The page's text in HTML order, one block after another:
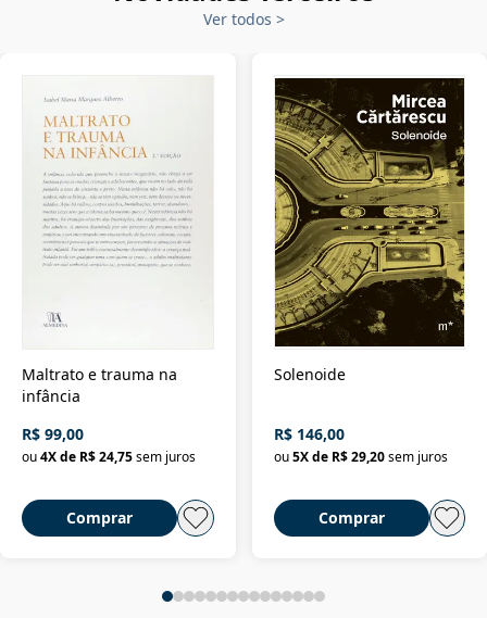
Ver todos >
Maltrato e trauma na
infância
R$ 99,00
ou4X de R$ 24,75sem juros
Comprar
Solenoide
R$ 146,00
ou 5X de R$ 29,20 sem juros
Comprar